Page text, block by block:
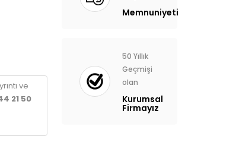
ve
21 50
Memnuniyeti
50 Yıllık
Geçmişi
olan
Kurumsal
Firmayız